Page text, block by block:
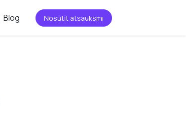
Blog Nosūtīt atsauksmi